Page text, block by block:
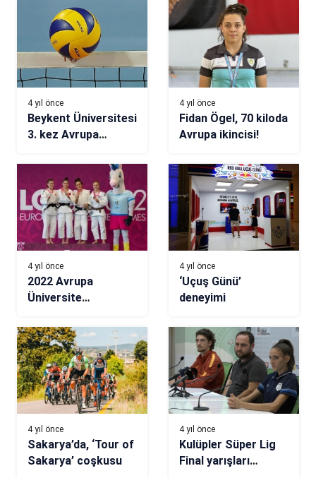
4 yıl önce
Beykent Üniversitesi
3. kez Avrupa
4 yıl önce
Fidan Ögel, 70 kiloda
Avrupa ikincisi!
4 yıl önce
2022 Avrupa
Üniversite
47 madalya
kazanarak rekor
kırdı
4 yıl önce
‘Uçuş Günü’
deneyimi
4 yıl önce
Sakarya’da, ‘Tour of
Sakarya’ coşkusu
4 yıl önce
Kulüpler Süper Lig
Final yarışları